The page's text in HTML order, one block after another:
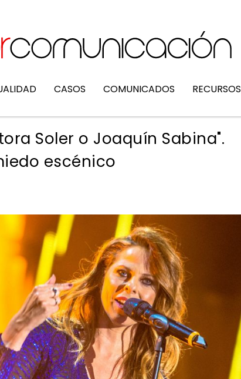
CASOS COMUNICADOS RECURSOS
Soler o Joaquín Sabina".
escénico